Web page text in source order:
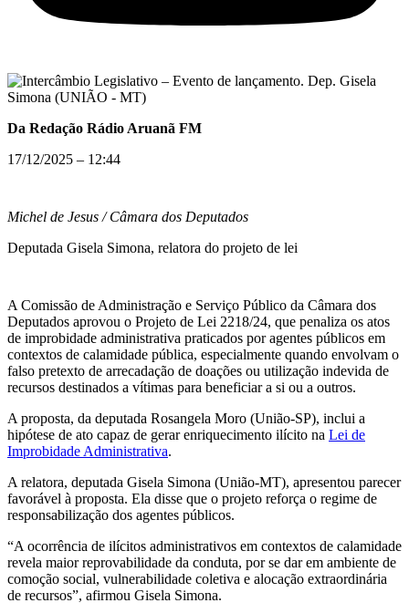
Da Redação Rádio Aruanã FM
17/12/2025 – 12:44
Michel de Jesus / Câmara dos Deputados
Deputada Gisela Simona, relatora do projeto de lei
A Comissão de Administração e Serviço Público da Câmara dos
Deputados aprovou o Projeto de Lei 2218/24, que penaliza os atos
de improbidade administrativa praticados por agentes públicos em
contextos de calamidade pública, especialmente quando envolvam o
falso pretexto de arrecadação de doações ou utilização indevida de
recursos destinados a vítimas para beneficiar a si ou a outros.
A proposta, da deputada Rosangela Moro (União-SP), inclui a
hipótese de ato capaz de gerar enriquecimento ilícito na Lei de
Improbidade Administrativa.
A relatora, deputada Gisela Simona (União-MT), apresentou parecer
favorável à proposta. Ela disse que o projeto reforça o regime de
responsabilização dos agentes públicos.
“A ocorrência de ilícitos administrativos em contextos de calamidade
revela maior reprovabilidade da conduta, por se dar em ambiente de
comoção social, vulnerabilidade coletiva e alocação extraordinária
de recursos”, afirmou Gisela Simona.